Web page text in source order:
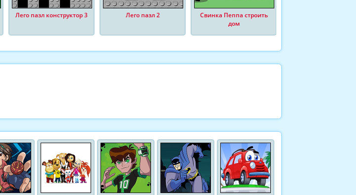
Лего пазл конструктор 3 Лего пазл 2
Свинка Пеппа строить
дом